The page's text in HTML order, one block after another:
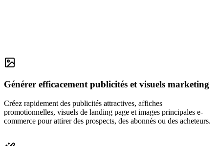
Générer efficacement publicités et visuels marketing
Créez rapidement des publicités attractives, affiches
promotionnelles, visuels de landing page et images principales e-
commerce pour attirer des prospects, des abonnés ou des acheteurs.